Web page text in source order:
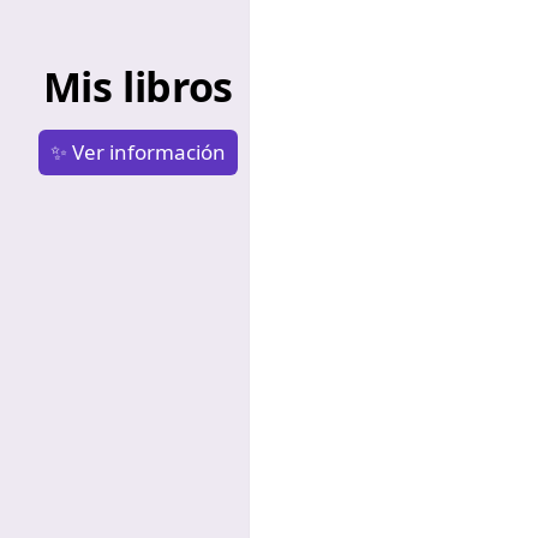
Mis libros
✨ Ver información